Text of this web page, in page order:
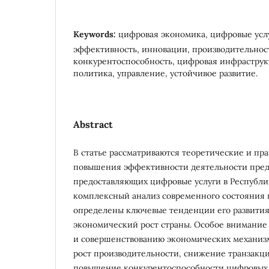
Keywords: цифровая экономика, цифровые
эффективность, инновации,
конкурентоспособность, цифровая
политика, управление, устойчивое развитие.
Abstract
В статье рассматриваются теоретические и
повышения эффективности деятельности
предоставляющих цифровые услуги в
комплексный анализ современного состояния
определены ключевые тенденции его
экономический рост страны. Особое
и совершенствованию экономических
рост производительности, снижение